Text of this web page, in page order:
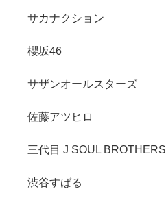
サカナクション
櫻坂46
サザンオールスターズ
佐藤アツヒロ
三代目 J SOUL BROTHERS
渋谷すばる